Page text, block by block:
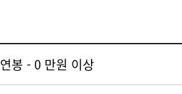
연봉 - 0 만원 이상